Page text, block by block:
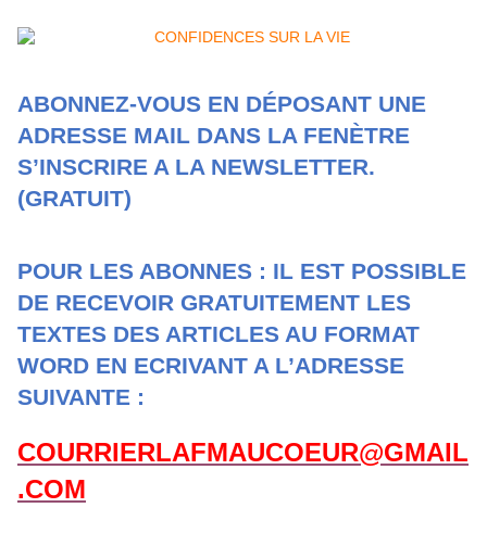
ABONNEZ-VOUS EN DÉPOSANT UNE
ADRESSE MAIL DANS LA FENÈTRE
S’INSCRIRE A LA NEWSLETTER.
(GRATUIT)
POUR LES ABONNES : IL EST POSSIBLE
DE RECEVOIR GRATUITEMENT LES
TEXTES DES ARTICLES AU FORMAT
WORD EN ECRIVANT A L’ADRESSE
SUIVANTE :
COURRIERLAFMAUCOEUR@GMAIL
.COM